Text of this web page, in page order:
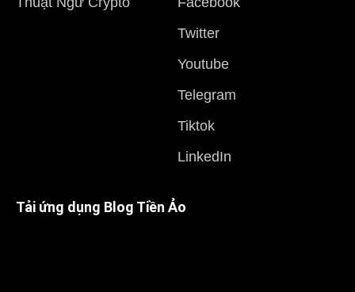
Twitter
Youtube
Telegram
Tiktok
LinkedIn
Tải ứng dụng Blog Tiền Ảo